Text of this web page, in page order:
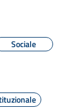
Sociale